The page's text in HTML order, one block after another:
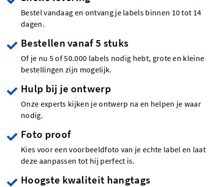
Bestel vandaag en ontvang je labels binnen 10 tot 14
dagen.
Bestellen vanaf 5 stuks
Of je nu 5 of 50.000 labels nodig hebt, grote en kleine
bestellingen zijn mogelijk.
Hulp bij je ontwerp
Onze experts kijken je ontwerp na en helpen je waar
nodig.
Foto proof
Kies voor een voorbeeldfoto van je echte label en laat
deze aanpassen tot hij perfect is.
Hoogste kwaliteit hangtags